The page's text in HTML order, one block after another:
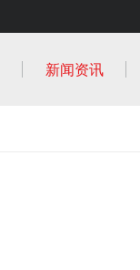
新闻资讯